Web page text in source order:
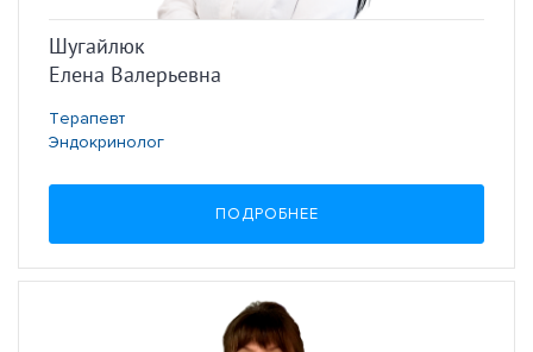
Шугайлюк
Елена Валерьевна
Терапевт
Эндокринолог
ПОДРОБНЕЕ